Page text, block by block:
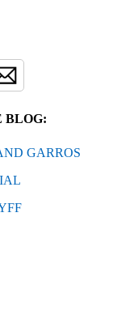
BLOG:
GARROS